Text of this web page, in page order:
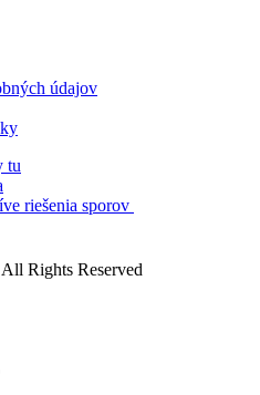
údajov
tu
riešenia sporov
Rights Reserved